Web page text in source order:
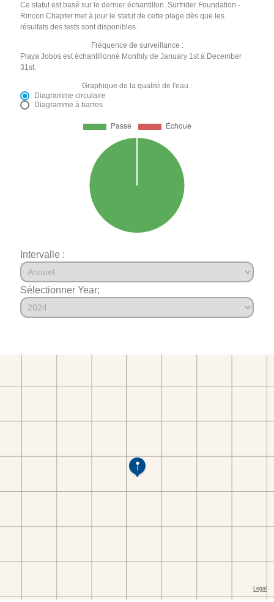
Ce statut est basé sur le dernier échantillon. Surfrider Foundation -
Rincon Chapter met à jour le statut de cette plage dès que les
résultats des tests sont disponibles.
Fréquence de surveillance :
Playa Jobos est échantillonné Monthly de January 1st à December
31st.
Graphique de la qualité de l'eau :
Diagramme circulaire
Diagramme à barres
Intervalle :
Sélectionner Year: